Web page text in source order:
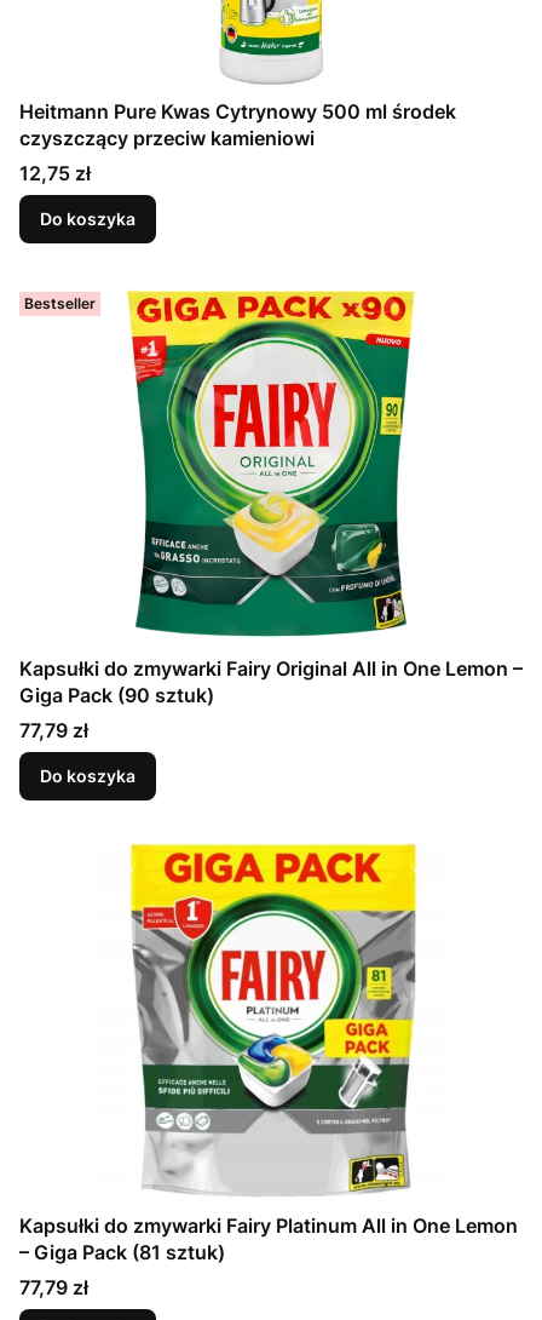
Heitmann Pure Kwas Cytrynowy 500 ml środek
czyszczący przeciw kamieniowi
Cena
12,75 zł
Do koszyka
Bestseller
Kapsułki do zmywarki Fairy Original All in One Lemon –
Giga Pack (90 sztuk)
Cena
77,79 zł
Do koszyka
Kapsułki do zmywarki Fairy Platinum All in One Lemon
– Giga Pack (81 sztuk)
Cena
77,79 zł